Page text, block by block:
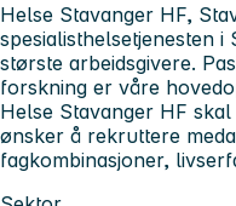
Helse Stavanger HF,
spesialisthelsetjenesten
største arbeidsgivere.
forskning er våre
Helse Stavanger HF
ønsker å rekruttere
fagkombinasjoner,